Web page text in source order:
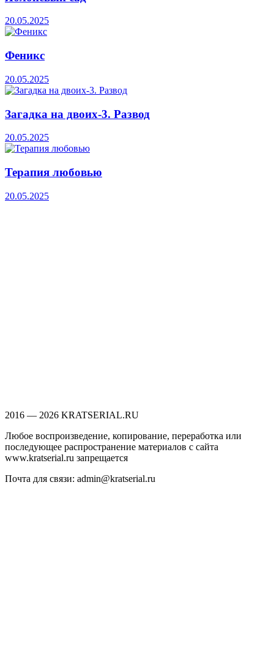
20.05.2025
Феникс
20.05.2025
Загадка на двоих-3. Развод
20.05.2025
Терапия любовью
20.05.2025
2016 — 2026 KRATSERIAL.RU
Любое воспроизведение, копирование, переработка или
последующее распространение материалов с сайта
www.kratserial.ru запрещается
Почта для связи: admin@kratserial.ru